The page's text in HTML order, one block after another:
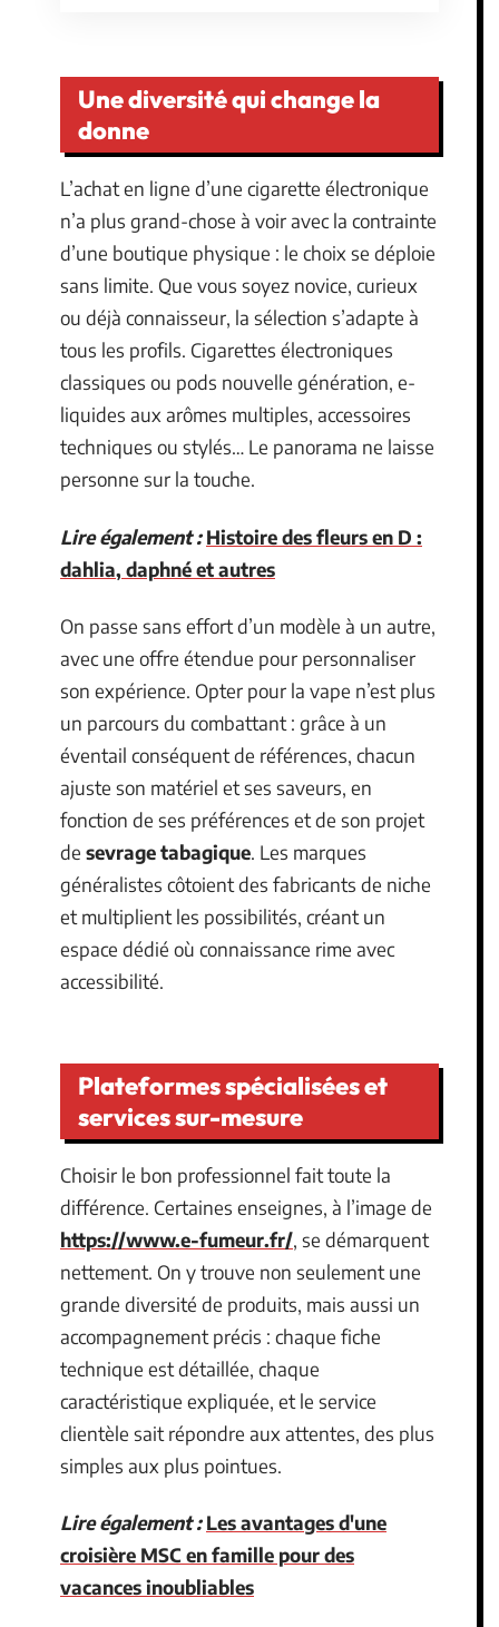
Une diversité qui change la
donne
L’achat en ligne d’une cigarette électronique
n’a plus grand-chose à voir avec la contrainte
d’une boutique physique : le choix se déploie
sans limite. Que vous soyez novice, curieux
ou déjà connaisseur, la sélection s’adapte à
tous les profils. Cigarettes électroniques
classiques ou pods nouvelle génération, e-
liquides aux arômes multiples, accessoires
techniques ou stylés… Le panorama ne laisse
personne sur la touche.
Lire également : Histoire des fleurs en D :
dahlia, daphné et autres
On passe sans effort d’un modèle à un autre,
avec une offre étendue pour personnaliser
son expérience. Opter pour la vape n’est plus
un parcours du combattant : grâce à un
éventail conséquent de références, chacun
ajuste son matériel et ses saveurs, en
fonction de ses préférences et de son projet
de sevrage tabagique. Les marques
généralistes côtoient des fabricants de niche
et multiplient les possibilités, créant un
espace dédié où connaissance rime avec
accessibilité.
Plateformes spécialisées et
services sur-mesure
Choisir le bon professionnel fait toute la
différence. Certaines enseignes, à l’image de
https://www.e-fumeur.fr/, se démarquent
nettement. On y trouve non seulement une
grande diversité de produits, mais aussi un
accompagnement précis : chaque fiche
technique est détaillée, chaque
caractéristique expliquée, et le service
clientèle sait répondre aux attentes, des plus
simples aux plus pointues.
Lire également : Les avantages d'une
croisière MSC en famille pour des
vacances inoubliables